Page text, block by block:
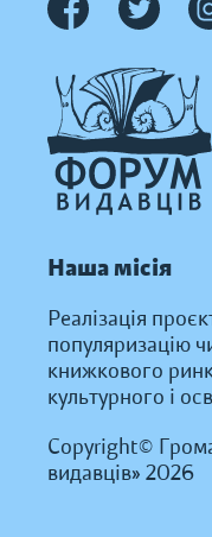
Наша місія
Реалізація
популяризацію
книжкового
культурного і
Copyright©
видавців» 2026